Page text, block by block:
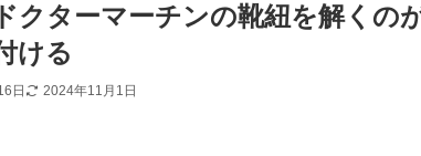
ドクターマーチンの靴紐を解くの
ける
日 2024年11月1日